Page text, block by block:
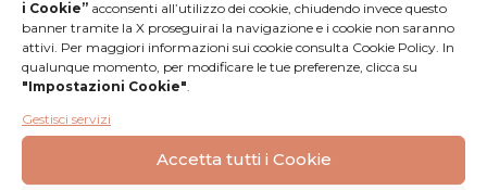
i Cookie” acconsenti all’utilizzo dei cookie, chiudendo invece questo
banner tramite la X proseguirai la navigazione e i cookie non saranno
attivi. Per maggiori informazioni sui cookie consulta Cookie Policy. In
qualunque momento, per modificare le tue preferenze, clicca su
"Impostazioni Cookie"
Gestisci servizi
Accetta tutti i Cookie
Recensioni